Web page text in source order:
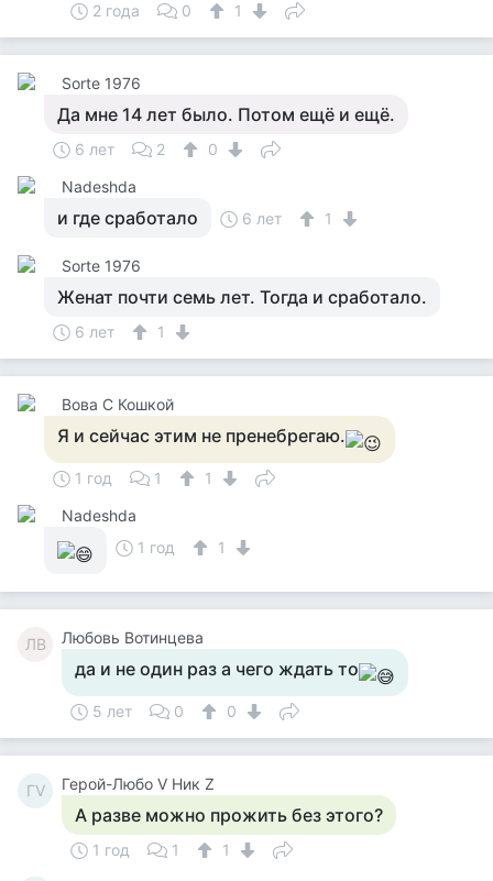
2 года 0 1
Sorte 1976
Да мне 14 лет было. Потом ещё и ещё.
6 лет 2
0
Nadeshda
и где сработало 6 лет 1
Sorte 1976
Женат почти семь лет. Тогда и сработало.
6 лет 1
Вова С Кошкой
Я и сейчас этим не пренебрегаю.
1 год 1
1
Nadeshda
1 год
1
ЛВ Любовь Вотинцева
да и не один раз а чего ждать то
5 лет 0 0
ГV Герой-Любо V Ник Z
А разве можно прожить без этого?
1 год 1 1